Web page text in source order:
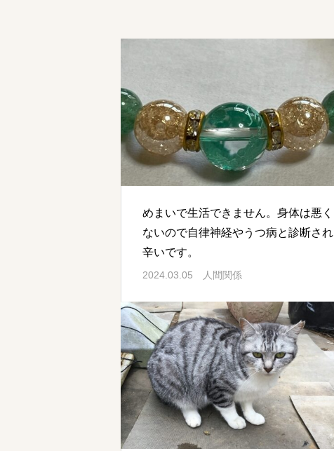
めまいで生活できません。身体は悪く
ないので自律神経やうつ病と診断され
辛いです。
2024.03.05 人間関係